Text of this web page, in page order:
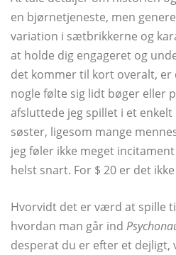
en bjørnetjeneste, men
variation i sætbrikkerne og
at holde dig engageret og
det kommer til kort overalt, er
nogle følte sig lidt bøger eller
afsluttede jeg spillet i et
søster, ligesom mange
jeg føler ikke meget
helst snart. For $ 20 er det
Hvorvidt det er værd at spille
hvordan man går ind
desperat du er efter et dejligt,